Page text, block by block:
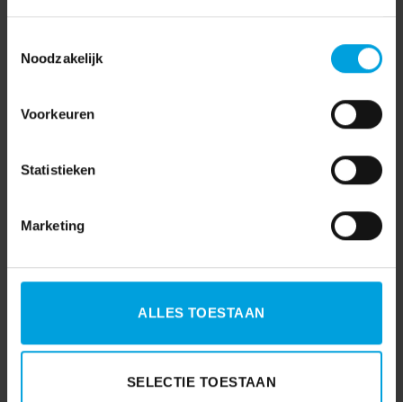
Noodzakelijk
Voorkeuren
Statistieken
Marketing
ALLES TOESTAAN
SELECTIE TOESTAAN
Financieel(55)
Klantervaringen
Nieuwsbrieven
Visma(1)
WAB(19)